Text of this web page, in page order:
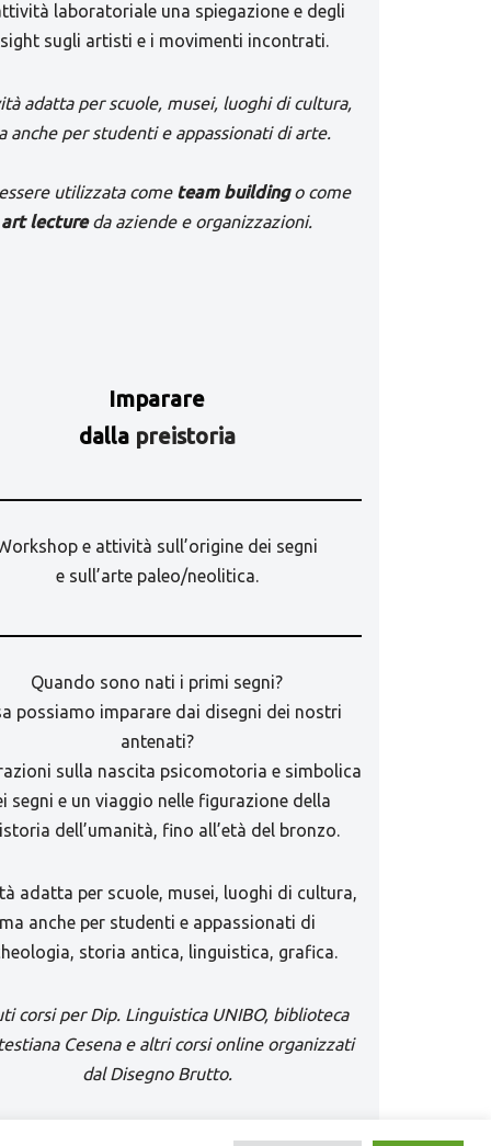
laboratoriale una spiegazione e degli
sugli artisti e i movimenti incontrati.
adatta per scuole, musei, luoghi di cultura,
anche per studenti e appassionati di arte.
utilizzata come team buildingo come
art lectureda aziende e organizzazioni.
Imparare
dalla preistoria
e attività sull’origine dei segni
e sull’arte paleo/neolitica.
Quando sono nati i primi segni?
possiamo imparare dai disegni dei nostri
antenati?
sulla nascita psicomotoria e simbolica
segni e un viaggio nelle figurazione della
dell’umanità, fino all’età del bronzo.
adatta per scuole, musei, luoghi di cultura,
anche per studenti e appassionati di
storia antica, linguistica, grafica.
corsi per Dip. Linguistica UNIBO, biblioteca
Cesena e altri corsi online organizzati
dal Disegno Brutto.